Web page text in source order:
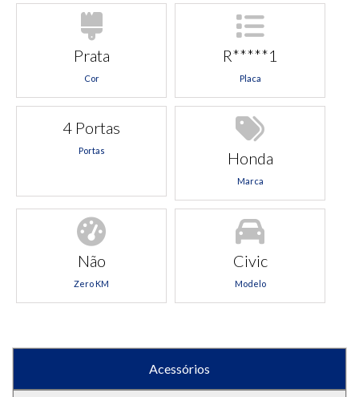
Prata
Cor
R*****1
Placa
4 Portas
Portas Honda
Marca
Não
Zero KM
Civic
Modelo
Acessórios